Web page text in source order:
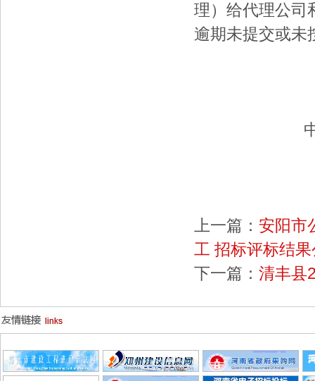
理）给代理公司
逾期未提交或未
中国石化
上一篇： 安阳市
工 招标评标结
下一篇： 清丰县